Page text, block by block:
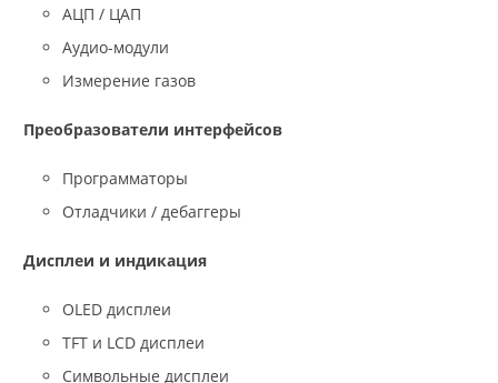
АЦП / ЦАП
Аудио-модули
Измерение газов
Преобразователи интерфейсов
Программаторы
Отладчики / дебаггеры
Дисплеи и индикация
OLED дисплеи
TFT и LCD дисплеи
Символьные дисплеи